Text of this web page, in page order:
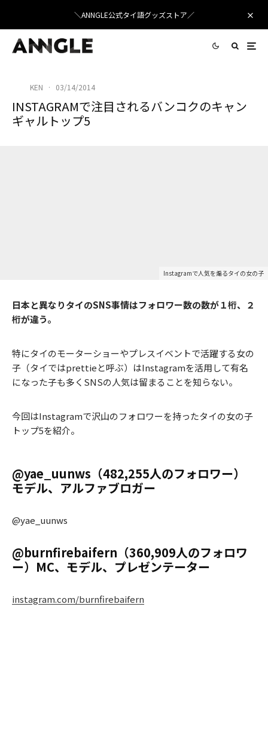
＼ANNGLE公式タイ語グッズストア／
KEN · 03/14/2014
INSTAGRAMで注目されるバンコクのキャン
ギャルトップ5
Instagramで人気を煽るタイの女の子
日本と異なりタイのSNS事情はフォロワー数の数が１桁、２
桁が違う。
特にタイのモーターショーやプレスイベントで活躍する女の
子（タイではprettieと呼ぶ）はInstagramを活用して有名
になった子も多くSNSの人気は留まることを知らない。
今回はInstagramで沢山のフォロワーを持ったタイの女の子
トップ5を紹介。
@yae_uunws（482,255人のフォロワー）
モデル、アルファブロガー
@yae_uunws
@burnfirebaifern（360,909人のフォロワ
ー）MC、モデル、プレゼンテーター
instagram.com/burnfirebaifern